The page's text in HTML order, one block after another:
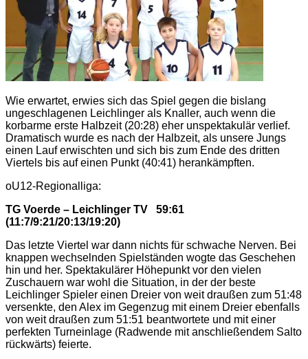
Wie erwartet, erwies sich das Spiel gegen die bislang
ungeschlagenen Leichlinger als Knaller, auch wenn die
korbarme erste Halbzeit (20:28) eher unspektakulär verlief.
Dramatisch wurde es nach der Halbzeit, als unsere Jungs
einen Lauf erwischten und sich bis zum Ende des dritten
Viertels bis auf einen Punkt (40:41) herankämpften.
oU12-Regionalliga:
TG Voerde – Leichlinger TV 59:61
(11:7/9:21/20:13/19:20)
Das letzte Viertel war dann nichts für schwache Nerven. Bei
knappen wechselnden Spielständen wogte das Geschehen
hin und her. Spektakulärer Höhepunkt vor den vielen
Zuschauern war wohl die Situation, in der der beste
Leichlinger Spieler einen Dreier von weit draußen zum 51:48
versenkte, den Alex im Gegenzug mit einem Dreier ebenfalls
von weit draußen zum 51:51 beantwortete und mit einer
perfekten Turneinlage (Radwende mit anschließendem Salto
rückwärts) feierte.